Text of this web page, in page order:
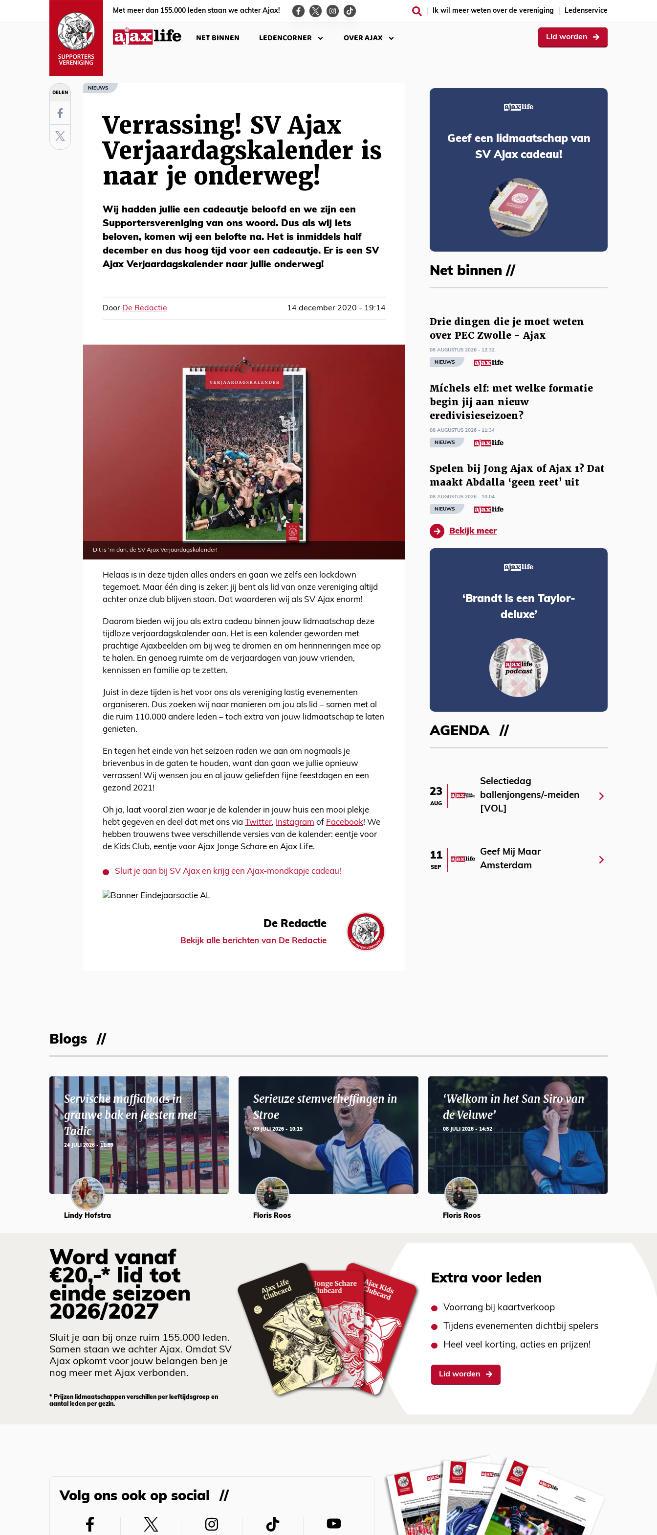
Met meer dan 155.000 leden staan we achter Ajax! Ik wil meer weten over de vereniging Ledenservice
NET BINNEN LEDENCORNER OVER AJAX Lid worden
DELEN NIEUWS
Verrassing! SV Ajax
Verjaardagskalender is
naar je onderweg!
Wij hadden jullie een cadeautje beloofd en we zijn een
Supportersvereniging van ons woord. Dus als wij iets
beloven, komen wij een belofte na. Het is inmiddels half
december en dus hoog tijd voor een cadeautje. Er is een SV
Ajax Verjaardagskalender naar jullie onderweg!
Door De Redactie 14 december 2020 - 19:14
Dit is 'm dan, de SV Ajax Verjaardagskalender!
Helaas is in deze tijden alles anders en gaan we zelfs een lockdown
tegemoet. Maar één ding is zeker: jij bent als lid van onze vereniging altijd
achter onze club blijven staan. Dat waarderen wij als SV Ajax enorm!
Daarom bieden wij jou als extra cadeau binnen jouw lidmaatschap deze
tijdloze verjaardagskalender aan. Het is een kalender geworden met
prachtige Ajaxbeelden om bij weg te dromen en om herinneringen mee op
te halen. En genoeg ruimte om de verjaardagen van jouw vrienden,
kennissen en familie op te zetten.
Juist in deze tijden is het voor ons als vereniging lastig evenementen
organiseren. Dus zoeken wij naar manieren om jou als lid – samen met al
die ruim 110.000 andere leden – toch extra van jouw lidmaatschap te laten
genieten.
En tegen het einde van het seizoen raden we aan om nogmaals je
brievenbus in de gaten te houden, want dan gaan we jullie opnieuw
verrassen! Wij wensen jou en al jouw geliefden fijne feestdagen en een
gezond 2021!
Oh ja, laat vooral zien waar je de kalender in jouw huis een mooi plekje
hebt gegeven en deel dat met ons via Twitter, Instagram of Facebook! We
hebben trouwens twee verschillende versies van de kalender: eentje voor
de Kids Club, eentje voor Ajax Jonge Schare en Ajax Life.
Sluit je aan bij SV Ajax en krijg een Ajax-mondkapje cadeau!
De Redactie
Bekijk alle berichten van De Redactie
Geef een lidmaatschap van
SV Ajax cadeau!
Net binnen //
Drie dingen die je moet weten
over PEC Zwolle - Ajax
08 AUGUSTUS 2026 - 12:32
NIEUWS
Míchels elf: met welke formatie
begin jij aan nieuw
eredivisieseizoen?
08 AUGUSTUS 2026 - 11:34
NIEUWS
Spelen bij Jong Ajax of Ajax 1? Dat
maakt Abdalla ‘geen reet’ uit
08 AUGUSTUS 2026 - 10:04
NIEUWS
Bekijk meer
‘Brandt is een Taylor-
deluxe’
AGENDA
23
AUG
Selectiedag
ballenjongens/-meiden
[VOL]
11
SEP
Geef Mij Maar
Amsterdam
Blogs
Servische maffiabaas in
grauwe bak en feesten met
Tadic
24 JULI 2026 - 11:59
Lindy Hofstra
Serieuze stemverheffingen in
Stroe
09 JULI 2026 - 10:15
Floris Roos
‘Welkom in het San Siro van
de Veluwe’
08 JULI 2026 - 14:52
Floris Roos
Word vanaf
€20,-* lid tot
einde seizoen
2026/2027
Sluit je aan bij onze ruim 155.000 leden.
Samen staan we achter Ajax. Omdat SV
Ajax opkomt voor jouw belangen ben je
nog meer met Ajax verbonden.
* Prijzen lidmaatschappen verschillen per leeftijdsgroep en
aantal leden per gezin.
Extra voor leden
Voorrang bij kaartverkoop
Tijdens evenementen dichtbij spelers
Heel veel korting, acties en prijzen!
Lid worden
Volg ons ook op social